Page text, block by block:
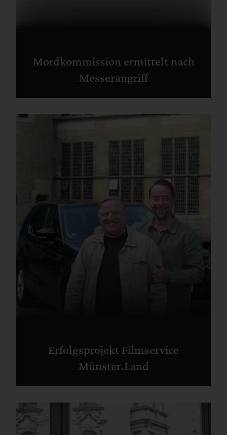
Mordkommission ermittelt nach
Messerangriff
Erfolgsprojekt Filmservice
Münster.Land